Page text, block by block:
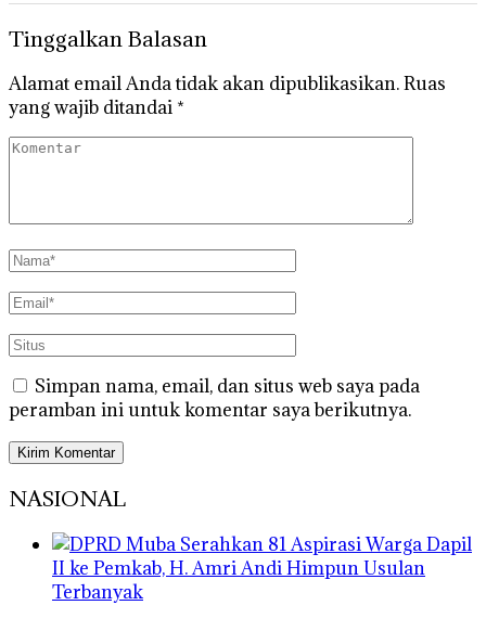
Tinggalkan Balasan
Alamat email Anda tidak akan dipublikasikan.Ruas
yang wajib ditandai *
Simpan nama, email, dan situs web saya pada
peramban ini untuk komentar saya berikutnya.
NASIONAL